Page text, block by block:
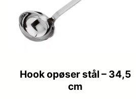
Hook opøser stål – 34,5
cm